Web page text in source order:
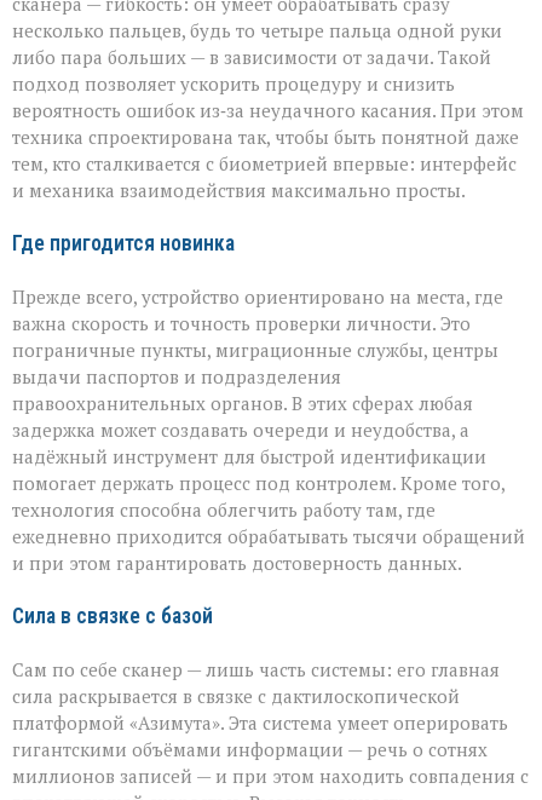
несколько пальцев, будь то четыре пальца одной руки
либо пара больших — в зависимости от задачи. Такой
подход позволяет ускорить процедуру и снизить
вероятность ошибок из‑за неудачного касания. При этом
техника спроектирована так, чтобы быть понятной даже
тем, кто сталкивается с биометрией впервые: интерфейс
и механика взаимодействия максимально просты.
Где пригодится новинка
Прежде всего, устройство ориентировано на места, где
важна скорость и точность проверки личности. Это
пограничные пункты, миграционные службы, центры
выдачи паспортов и подразделения
правоохранительных органов. В этих сферах любая
задержка может создавать очереди и неудобства, а
надёжный инструмент для быстрой идентификации
помогает держать процесс под контролем. Кроме того,
технология способна облегчить работу там, где
ежедневно приходится обрабатывать тысячи обращений
и при этом гарантировать достоверность данных.
Сила в связке с базой
Сам по себе сканер — лишь часть системы: его главная
сила раскрывается в связке с дактилоскопической
платформой «Азимута». Эта система умеет оперировать
гигантскими объёмами информации — речь о сотнях
миллионов записей — и при этом находить совпадения с